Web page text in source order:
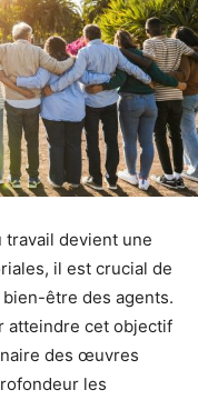
travail devient une
il est crucial de
être des agents.
atteindre cet objectif
des œuvres
les